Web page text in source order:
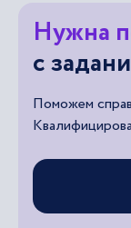
Нужна
с
Поможем